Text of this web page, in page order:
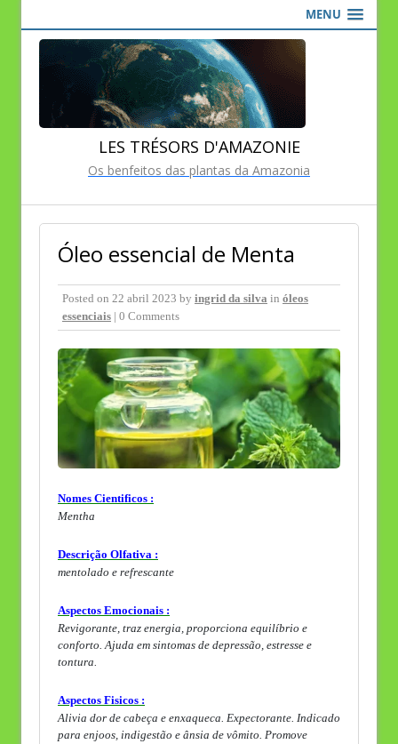
MENU
LES TRÉSORS D'AMAZONIE
Os benfeitos das plantas da Amazonia
Óleo essencial de Menta
Posted on 22 abril 2023 by ingrid da silva in óleos
essenciais | 0 Comments
Nomes Cientificos :
Mentha
Descrição Olfativa :
mentolado e refrescante
Aspectos Emocionais :
Revigorante, traz energia, proporciona equilíbrio e
conforto. Ajuda em sintomas de depressão, estresse e
tontura.
Aspectos Fisicos :
Alivia dor de cabeça e enxaqueca. Expectorante. Indicado
para enjoos, indigestão e ânsia de vômito. Promove